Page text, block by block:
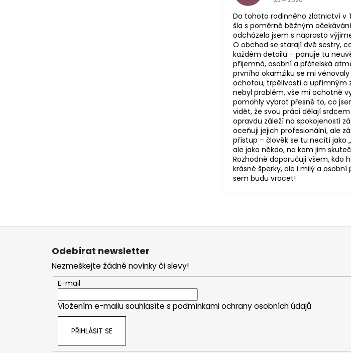
Do tohoto rodinného zlatnictví v
šla s poměrně běžným
odcházela jsem s naprosto
O obchod se starají dvě sestry,
každém detailu – panuje tu
příjemná, osobní a přátelská
prvního okamžiku se mi
ochotou, trpělivostí a upřímným
nebyl problém, vše mi ochotně
pomohly vybrat přesně to, co
vidět, že svou práci dělají
opravdu záleží na spokojenosti
oceňuji jejich profesionální, ale
přístup – člověk se tu necítí jako
ale jako někdo, na kom jim
Rozhodně doporučuji všem, kdo
krásné šperky, ale i milý a osobní
sem budu vracet!
Z
Odebírat newsletter
Nezmeškejte žádné novinky či slevy!
E-mail
Vložením e-mailu souhlasíte s podmínkami ochrany osobních údajů
PŘIHLÁSIT SE